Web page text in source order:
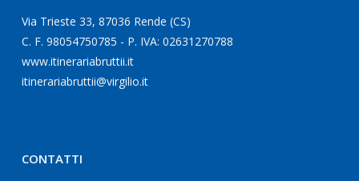
Via Trieste 33, 87036 Rende (CS)
C. F. 98054750785 - P. IVA: 02631270788
www.itinerariabruttii.it
itinerariabruttii@virgilio.it
CONTATTI